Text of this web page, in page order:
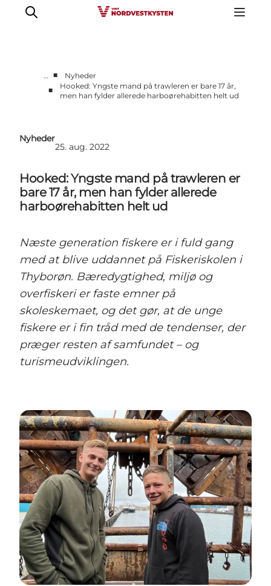
Feriesteder
Handicapvenlig ferie
Events
Overnatning
Planlæg din ferie
… ■
Nyheder
■
Hooked: Yngste mand på trawleren er bare 17 år,
men han fylder allerede harboørehabitten helt ud
Nyheder
25. aug. 2022
Hooked: Yngste mand på trawleren er
bare 17 år, men han fylder allerede
harboørehabitten helt ud
Næste generation fiskere er i fuld gang
med at blive uddannet på Fiskeriskolen i
Thyborøn. Bæredygtighed, miljø og
overfiskeri er faste emner på
skoleskemaet, og det gør, at de unge
fiskere er i fin tråd med de tendenser, der
præger resten af samfundet – og
turismeudviklingen.